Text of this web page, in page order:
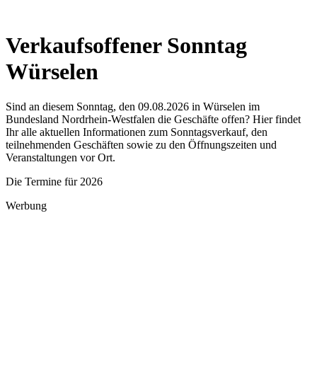
Verkaufsoffener Sonntag
Würselen
Sind an diesem Sonntag, den 09.08.2026 in Würselen im
Bundesland Nordrhein-Westfalen die Geschäfte offen? Hier findet
Ihr alle aktuellen Informationen zum Sonntagsverkauf, den
teilnehmenden Geschäften sowie zu den Öffnungszeiten und
Veranstaltungen vor Ort.
Die Termine für 2026
Werbung